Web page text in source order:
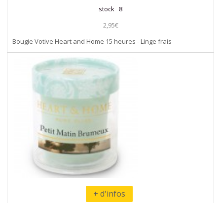
stock 8
2,95€
Bougie Votive Heart and Home 15 heures - Linge frais
+ d'infos